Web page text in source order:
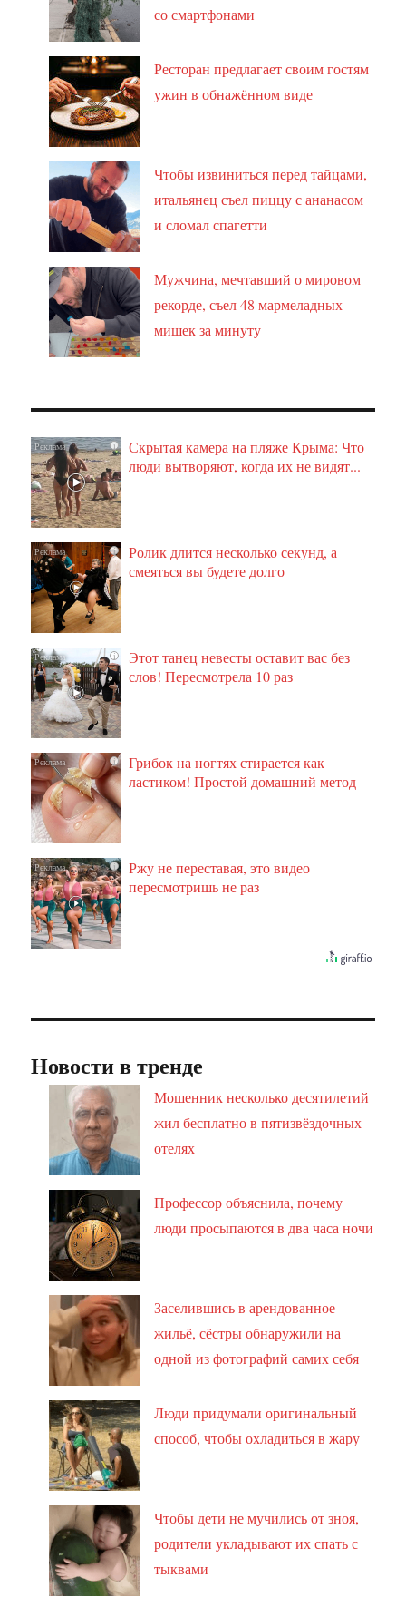
со смартфонами
Ресторан предлагает своим гостям
ужин в обнажённом виде
Чтобы извиниться перед тайцами,
итальянец съел пиццу с ананасом
и сломал спагетти
Мужчина, мечтавший о мировом
рекорде, съел 48 мармеладных
мишек за минуту
i
Скрытая камера на пляже Крыма: Что
люди вытворяют, когда их не видят...
i
Ролик длится несколько секунд, а
смеяться вы будете долго
i
Этот танец невесты оставит вас без
слов! Пересмотрела 10 раз
i
Грибок на ногтях стирается как
ластиком! Простой домашний метод
i
Ржу не переставая, это видео
пересмотришь не раз
Новости в тренде
Мошенник несколько десятилетий
жил бесплатно в пятизвёздочных
отелях
Профессор объяснила, почему
люди просыпаются в два часа ночи
Заселившись в арендованное
жильё, сёстры обнаружили на
одной из фотографий самих себя
Люди придумали оригинальный
способ, чтобы охладиться в жару
Чтобы дети не мучились от зноя,
родители укладывают их спать с
тыквами